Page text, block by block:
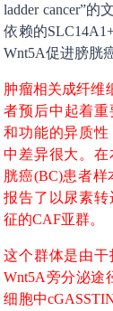
ladder cancer”
依赖的
Wnt5A促进膀胱
肿瘤相关成纤维
者预后中起着
和功能的异质
中差异很大。
胱癌(BC)患者
报告了以尿素转
征的CAF亚群。
这个群体是由
Wnt5A旁分泌途
细胞中